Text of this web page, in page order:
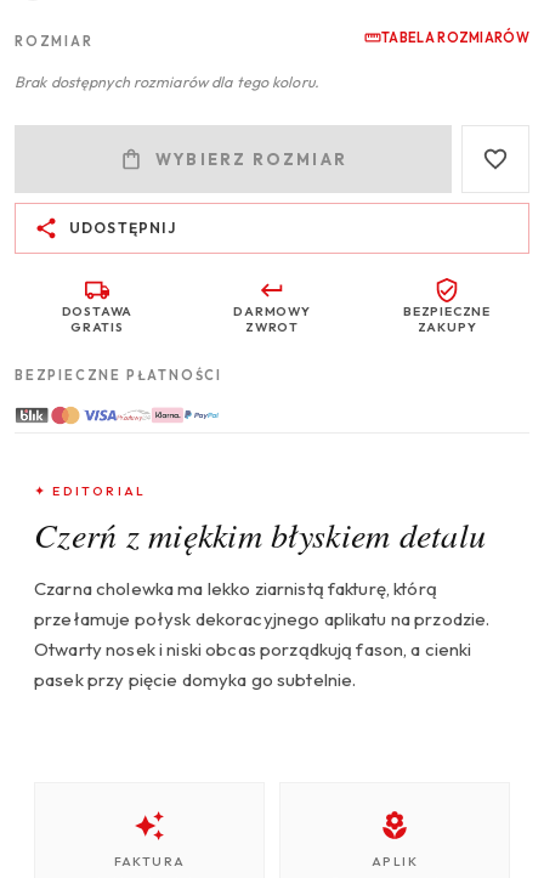
ROZMIAR TABELA ROZMIARÓW
Brak dostępnych rozmiarów dla tego koloru.
WYBIERZ ROZMIAR
UDOSTĘPNIJ
DOSTAWA
GRATIS
DARMOWY
ZWROT
BEZPIECZNE
ZAKUPY
BEZPIECZNE PŁATNOŚCI
✦ EDITORIAL
Czerń z miękkim błyskiem detalu
Czarna cholewka ma lekko ziarnistą fakturę, którą
przełamuje połysk dekoracyjnego aplikatu na przodzie.
Otwarty nosek i niski obcas porządkują fason, a cienki
pasek przy pięcie domyka go subtelnie.
FAKTURA APLIK